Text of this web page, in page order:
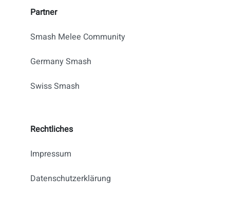
Partner
Smash Melee Community
Germany Smash
Swiss Smash
Rechtliches
Impressum
Datenschutzerklärung